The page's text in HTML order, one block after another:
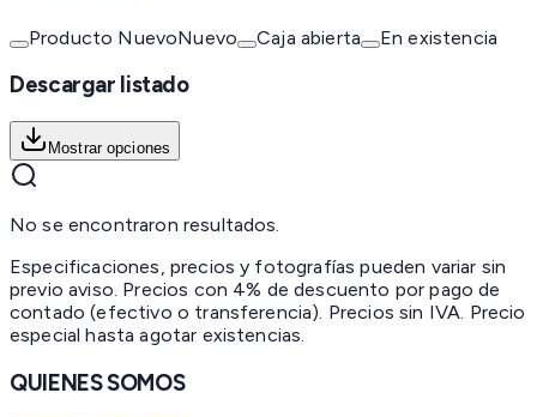
Producto NuevoNuevo Caja abierta En existencia
Descargar listado
Mostrar opciones
No se encontraron resultados.
Especificaciones, precios y fotografías pueden variar sin
previo aviso. Precios con 4% de descuento por pago de
contado (efectivo o transferencia). Precios sin IVA. Precio
especial hasta agotar existencias.
QUIENES SOMOS